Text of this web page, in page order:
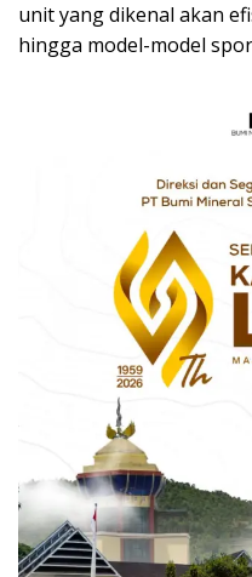
unit yang dikenal akan
hingga model-model